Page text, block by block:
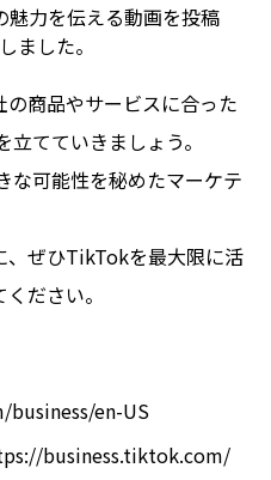
魅力を伝える動画を投稿
ました。
商品やサービスに合った
てていきましょう。
な可能性を秘めたマーケテ
、ぜひTikTokを最大限に活
ださい。
en-US
business.tiktok.com/